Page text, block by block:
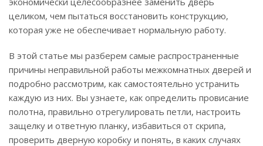
целиком, чем пытаться восстановить конструкцию,
которая уже не обеспечивает нормальную работу.
В этой статье мы разберем самые распространенные
причины неправильной работы межкомнатных дверей и
подробно рассмотрим, как самостоятельно устранить
каждую из них. Вы узнаете, как определить провисание
полотна, правильно отрегулировать петли, настроить
защелку и ответную планку, избавиться от скрипа,
проверить дверную коробку и понять, в каких случаях